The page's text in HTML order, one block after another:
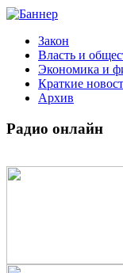
Закон
Власть и
Экономика и
Краткие
Архив
Радио онлайн